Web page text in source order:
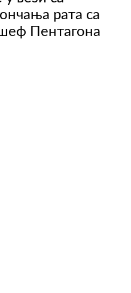
рата са
Пентагона